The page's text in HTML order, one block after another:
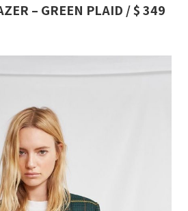
– GREEN PLAID / $ 349